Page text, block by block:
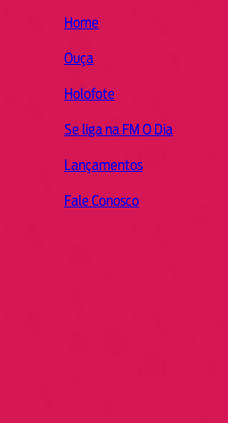
Home
Ouça
Holofote
Se liga na FM O Dia
Lançamentos
Fale Conosco